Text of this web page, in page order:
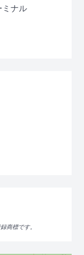
ミナル
商標です。